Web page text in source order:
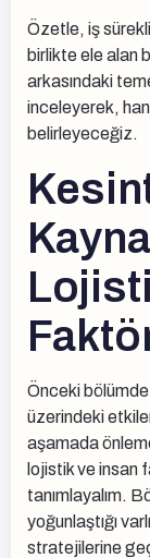
Özetle, iş
birlikte ele alan
arkasındaki
inceleyerek,
belirleyeceğiz.
Önceki
üzerindeki
aşamada
lojistik ve insan
tanımlayalım.
yoğunlaştığı
stratejilerine